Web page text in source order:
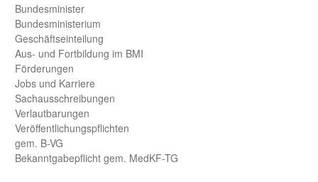
Bundes­minister
Bundes­ministerium
Geschäfts­einteilung
Aus- und Fortbildung im BMI
Förderungen
Jobs und Karriere
Sachaus­schreibungen
Verlautbarungen
Veröffentlichungspflichten
gem. B-VG
Bekanntgabepflicht gem. MedKF-TG